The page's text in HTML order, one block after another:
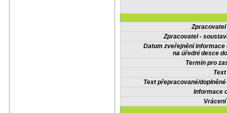
Zpracovatel -
Datum zveřejnění informace
na úřední desce
Termín pro
Text přepracované/
Informace